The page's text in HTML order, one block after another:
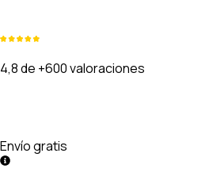
4,8 de +600 valoraciones
Envío gratis